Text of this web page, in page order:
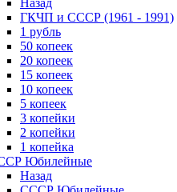
Назад
ГКЧП и СССР (1961 - 1991)
1 рубль
50 копеек
20 копеек
15 копеек
10 копеек
5 копеек
3 копейки
2 копейки
1 копейка
Юбилейные
Назад